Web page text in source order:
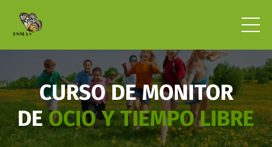
CURSO DE MONITOR
DEOCIO Y TIEMPO LIBRE